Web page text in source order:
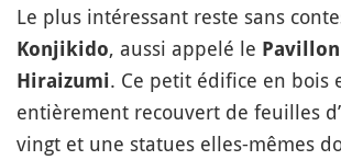
Le plus intéressant reste sans
Konjikido, aussi appelé le Pavillon
Hiraizumi. Ce petit édifice en bois
entièrement recouvert de feuilles
vingt et une statues elles-mêmes